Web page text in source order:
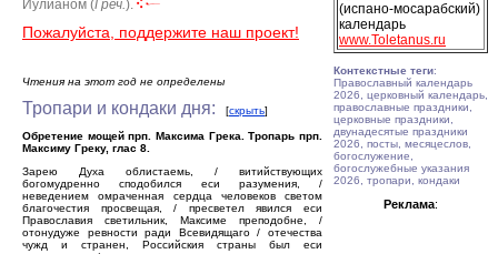
Иулианом (Греч.).
Пожалуйста, поддержите наш проект!
Чтения на этот год не определены
Тропари и кондаки дня: [скрыть]
Обретение мощей прп. Максима Грека. Тропарь прп.
Максиму Греку, глас 8.
Зарею Духа облистаемь, / витийствующих
богомудренно сподобился еси разумения, /
неведением омраченная сердца человеков светом
благочестия просвещая, / пресветел явился еси
Православия светильник, Максиме преподобне, /
отонудуже ревности ради Всевидящаго / отечества
чужд и странен, Российския страны был еси
(испано-мосарабский)
календарь
www.Toletanus.ru
Контекстные теги:
Православный календарь
2026, церковный календарь,
православные праздники,
церковные праздники,
двунадесятые праздники
2026, посты, месяцеслов,
богослужение,
богослужебные указания
2026, тропари, кондаки
Реклама: